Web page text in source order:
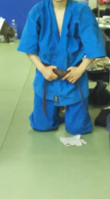
谷川先輩昇段おめでとうございます！